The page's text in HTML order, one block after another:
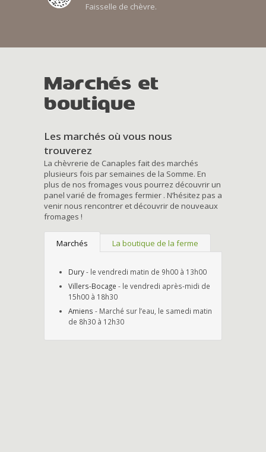
Faisselle de chèvre.
Marchés et
boutique
Les marchés où vous nous
trouverez
La chèvrerie de Canaples fait des marchés
plusieurs fois par semaines de la Somme. En
plus de nos fromages vous pourrez découvrir un
panel varié de fromages fermier . N’hésitez pas a
venir nous rencontrer et découvrir de nouveaux
fromages !
Marchés La boutique de la ferme
Dury- le vendredi matin de 9h00 à 13h00
Villers-Bocage - le vendredi après-midi de
15h00 à 18h30
Amiens - Marché sur l’eau, le samedi matin
de 8h30 à 12h30